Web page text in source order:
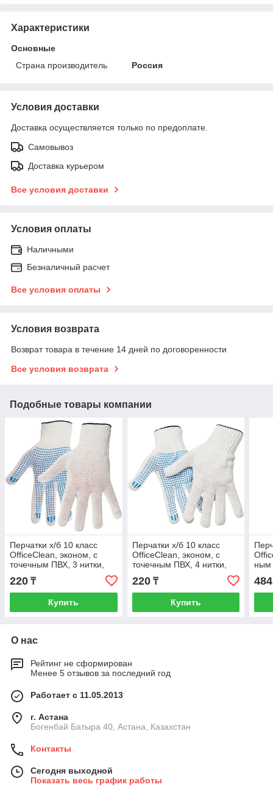
Характеристики
Основные
Страна производитель
Россия
Условия доставки
Доставка осуществляется только по предоплате.
Самовывоз
Доставка курьером
Все условия доставки
Условия оплаты
Наличными
Безналичный расчет
Все условия оплаты
Условия возврата
Возврат товара в течение 14 дней по договоренности
Все условия возврата
Подобные товары компании
Перчатки х/б 10 класс
OfficeClean, эконом, с
точечным ПВХ, 3 нитки,
белый, (30-32г), 82 текс
220 ₸
Купить
Перчатки х/б 10 класс
OfficeClean, эконом, с
точечным ПВХ, 4 нитки,
белый, (40-42г), 116 текс
220₸
Купить
ным
484
О нас
Рейтинг не сформирован
Менее 5 отзывов за последний год
Работает с 11.05.2013
г. Астана
Богенбай Батыра 40, Астана, Казахстан
Контакты
Сегодня выходной
Показать весь график работы